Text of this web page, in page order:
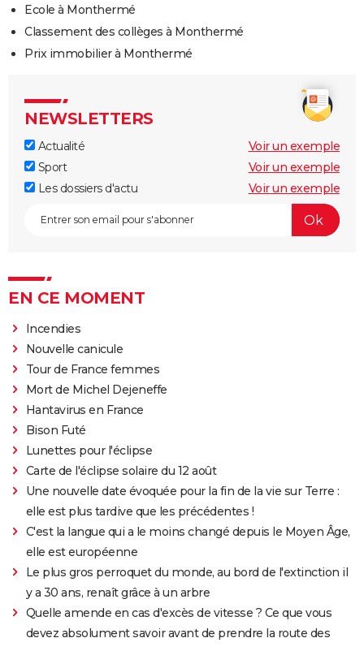
Ecole à Monthermé
Classement des collèges à Monthermé
Prix immobilier à Monthermé
NEWSLETTERS
Actualité
Voir un exemple
Sport
Voir un exemple
Les dossiers d'actu
Voir un exemple
EN CE MOMENT
Incendies
Nouvelle canicule
Tour de France femmes
Mort de Michel Dejeneffe
Hantavirus en France
Bison Futé
Lunettes pour l'éclipse
Carte de l'éclipse solaire du 12 août
Une nouvelle date évoquée pour la fin de la vie sur Terre :
elle est plus tardive que les précédentes !
C'est la langue qui a le moins changé depuis le Moyen Âge,
elle est européenne
Le plus gros perroquet du monde, au bord de l'extinction il
y a 30 ans, renaît grâce à un arbre
Quelle amende en cas d'excès de vitesse ? Ce que vous
devez absolument savoir avant de prendre la route des